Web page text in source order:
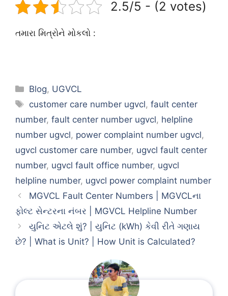
2.5/5 - (2 votes)
તમારા મિત્રોને મોકલો :
Categories
Blog, UGVCL
Tags
customer care number ugvcl,fault center
number, fault center number ugvcl, helpline
number ugvcl, power complaint number ugvcl,
ugvcl customer care number, ugvcl fault center
number, ugvcl fault office number, ugvcl
helpline number, ugvcl power complaint number
MGVCL Fault Center Numbers | MGVCLના
ફોલ્ટ સેન્ટરના નંબર | MGVCL Helpline Number
યુનિટ એટલે શું? | યુનિટ (kWh) કેવી રીતે ગણાય
છે? | What is Unit? | How Unit is Calculated?